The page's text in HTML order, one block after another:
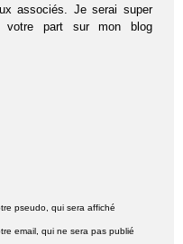
associés. Je serai super
votre part sur mon blog
pseudo, qui sera affiché
email, qui ne sera pas publié